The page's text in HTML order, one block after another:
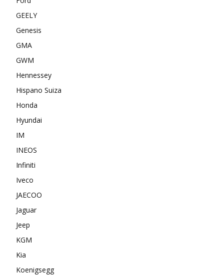
GEELY
Genesis
GMA
GWM
Hennessey
Hispano Suiza
Honda
Hyundai
IM
INEOS
Infiniti
Iveco
JAECOO
Jaguar
Jeep
KGM
Kia
Koenigsegg